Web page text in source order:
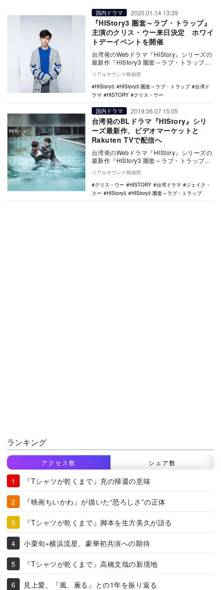
国内ドラマ 2020.01.14 13:39
『HIStory3 圏套～ラブ・トラップ』
主演のクリス・ウー来日決定 ホワイ
トデーイベントを開催
台湾発のWebドラマ『HIStory』シリーズの
最新作『HIStory3 圏套～ラブ・トラップ』
で主演を務めるクリス・ウーの来日…
リアルサウンド映画部
HIStory3
HIStory3 圏套～ラブ・トラップ
台湾ド
ラマ
HISTORY クリス・ウー
国内ドラマ 2019.06.07 15:05
台湾発のBLドラマ『HIStory』シリ
ーズ最新作、ビデオマーケットと
Rakuten TVで配信へ
台湾発のWebドラマ『HIStory』シリーズの
最新作『HIStory3 圏套～ラブ・トラップ』
が、ビデオマーケットとRakut…
リアルサウンド映画部
クリス・ウー
HISTORY 台湾ドラマ
ジェイク・
スー
HIStory3 HIStory3 圏套～ラブ・トラップ
ランキング
アクセス数 シェア数
『Tシャツが乾くまで』充の帰還の意味
『映画ちいかわ』が描いた“恐ろしさ”の正体
『Tシャツが乾くまで』脚本を生方美久が語る
小栗旬×横浜流星、豪華初共演への期待
『Tシャツが乾くまで』高橋文哉の新境地
見上愛、『風、薫る』との1年を振り返る